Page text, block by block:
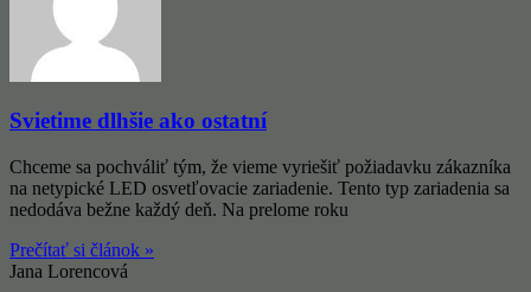
Svietime dlhšie ako ostatní
Chceme sa pochváliť tým, že vieme vyriešiť požiadavku zákazníka
na netypické LED osvetľovacie zariadenie. Tento typ zariadenia sa
nedodáva bežne každý deň. Na prelome roku
Prečítať si článok »
Jana Lorencová